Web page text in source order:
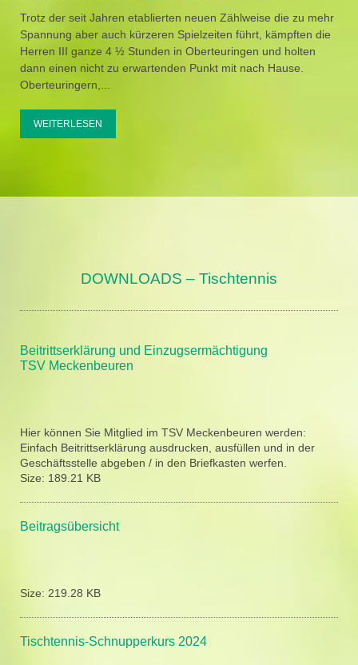
Trotz der seit Jahren etablierten neuen Zählweise die zu mehr
Spannung aber auch kürzeren Spielzeiten führt, kämpften die
Herren III ganze 4 ½ Stunden in Oberteuringen und holten
dann einen nicht zu erwartenden Punkt mit nach Hause.
Oberteuringern,...
WEITERLESEN
DOWNLOADS – Tischtennis
Beitrittserklärung und Einzugsermächtigung
TSV Meckenbeuren
Hier können Sie Mitglied im TSV Meckenbeuren werden:
Einfach Beitrittserklärung ausdrucken, ausfüllen und in der
Geschäftsstelle abgeben / in den Briefkasten werfen.
Size: 189.21 KB
Beitragsübersicht
Size: 219.28 KB
Tischtennis-Schnupperkurs 2024